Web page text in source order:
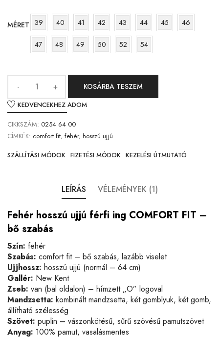
MÉRET 39 40 41 42 43 44 45 46
47 48 49 50 52 54
KOSÁRBA TESZEM
KEDVENCEKHEZ ADOM
CIKKSZÁM: 0254 64 00
CÍMKÉK: comfort fit, fehér, hosszú ujjú
SZÁLLÍTÁSI MÓDOK FIZETÉSI MÓDOK KEZELÉSI ÚTMUTATÓ
LEÍRÁS VÉLEMÉNYEK (1)
Fehér hosszú ujjú férfi ing COMFORT FIT –
bő szabás
Szín: fehér
Szabás: comfort fit – bő szabás, lazább viselet
Ujjhossz: hosszú ujjú (normál – 64 cm)
Gallér: New Kent
Zseb: van (bal oldalon) – hímzett „O” logoval
Mandzsetta: kombinált mandzsetta, két gomblyuk, két gomb,
állítható szélesség
Szövet: puplin – vászonkötésű, sűrű szövésű pamutszövet
Anyag: 100% pamut, vasalásmentes